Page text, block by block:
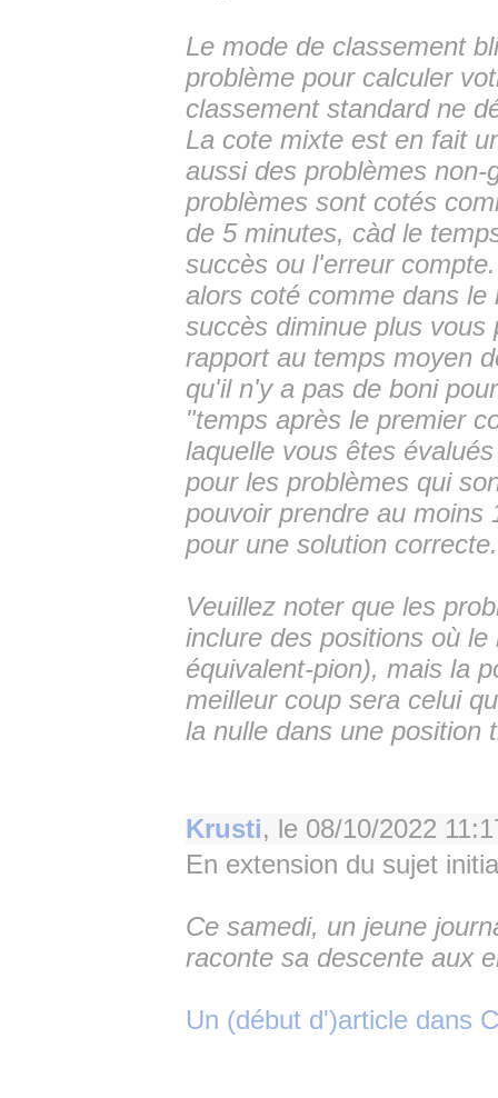
Le mode de classement
problème pour calculer
classement standard ne
La cote mixte est en fait
aussi des problèmes
problèmes sont cotés
de 5 minutes, càd le
succès ou l'erreur
alors coté comme dans
succès diminue plus
rapport au temps moyen
qu'il n'y a pas de boni
"temps après le premier
laquelle vous êtes
pour les problèmes qui
pouvoir prendre au moins
pour une solution correcte.
Veuillez noter que les
inclure des positions où
équivalent-pion), mais la
meilleur coup sera celui
la nulle dans une position
Krusti, le 08/10/2022
En extension du sujet
Ce samedi, un jeune
raconte sa descente aux
Un (début d')article dans